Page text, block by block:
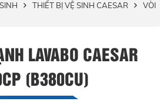
THIẾT BỊ VỆ SINH CAESAR
VÒI
LAVABO CAESAR
(B380CU)